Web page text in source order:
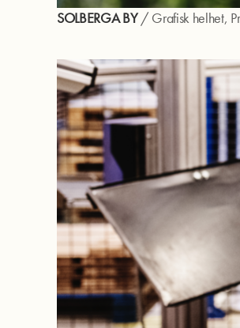
SOLBERGA BY/ Grafisk helhet,